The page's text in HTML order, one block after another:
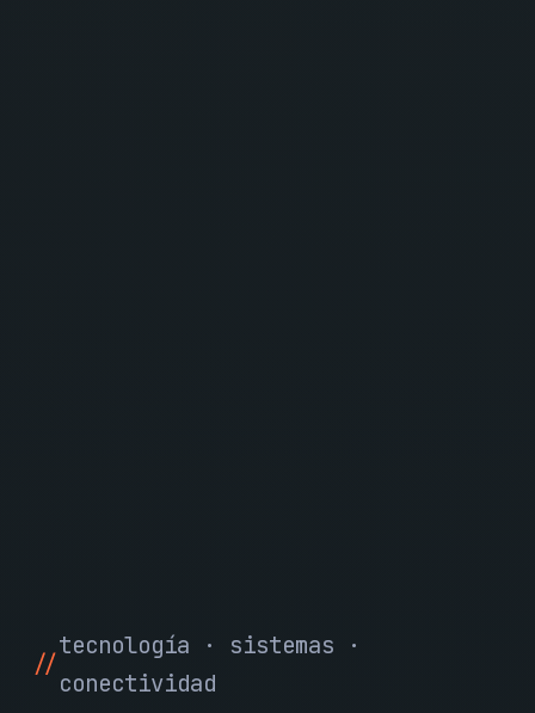
tecnología · sistemas ·
conectividad